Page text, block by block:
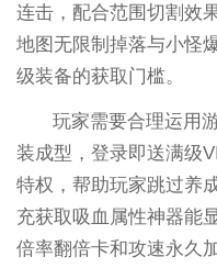
连击，配合范围切割效
地图无限制掉落与小怪
级装备的获取门槛。
玩家需要合理运用
装成型，登录即送满级
特权，帮助玩家跳过养
充获取吸血属性神器能
倍率翻倍卡和攻速永久